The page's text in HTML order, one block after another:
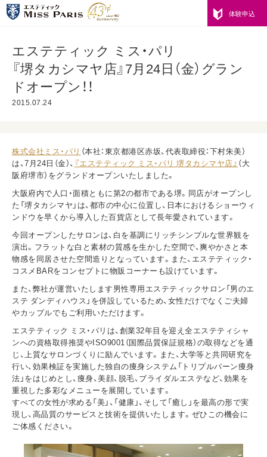
体験申込
エステティック ミス・パリ
『堺タカシマヤ店』7月24日（金）グラン
ドオープン！！
2015.07.24
株式会社ミス・パリ （本社：東京都港区赤坂、代表取締役：下村朱美）
は、7月24日（金）、 『エステティック ミス・パリ 堺タカシマヤ店』 （大
阪府堺市）をグランドオープンいたしました。
大阪府内で人口・面積ともに第2の都市である堺。同店がオープンし
た「堺タカシマヤ」は、都市の中心に位置し、日本におけるショーウィ
ンドウを早くから導入した百貨店として長年愛されています。
今回オープンしたサロンは、白を基調にリッチシンプルな世界観を
演出。フラットな白と素材の質感を生かした空間で、爽やかさと本
物感を同居させた空間造りとなっています。また、エステティック・
コスメBARをコンセプトに物販コーナーも設けています。
また、弊社が運営いたします男性専用エステティックサロン「男のエ
ステ ダンディハウス」を併設しているため、女性だけでなくご夫婦
やカップルでもご利用いただけます。
エステティック ミス・パリは、創業32年目を迎え全エステティシャ
ンへの資格取得推奨やISO9001（国際品質保証規格）の取得などを通
じ、上質なサロンづくりに励んでいます。また、大学等と共同研究を
行い、効果検証を実施した独自の痩身システム「トリプルバーン痩身
法」をはじめとし、痩身、美顔、脱毛、ブライダルエステなど、効果を
重視した多彩なメニューを展開しています。
すべての女性が求める「美」、「健康」、そして「癒し」を最高の形で実
現し、高品質のサービスと技術を提供いたします。ぜひこの機会に
ご体感ください。